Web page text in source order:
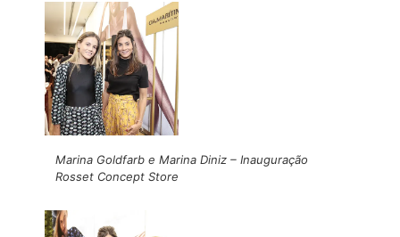
Marina Goldfarb e Marina Diniz – Inauguração
Rosset Concept Store